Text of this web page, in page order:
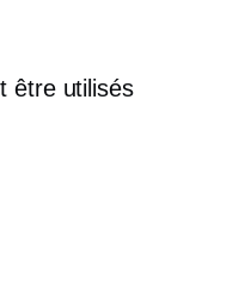
être utilisés